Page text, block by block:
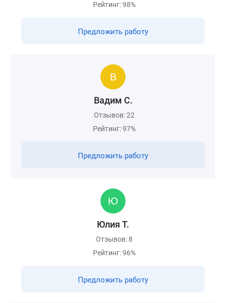
Рейтинг: 98%
Предложить работу
Вадим С.
Отзывов: 22
Рейтинг: 97%
Предложить работу
Юлия Т.
Отзывов: 8
Рейтинг: 96%
Предложить работу